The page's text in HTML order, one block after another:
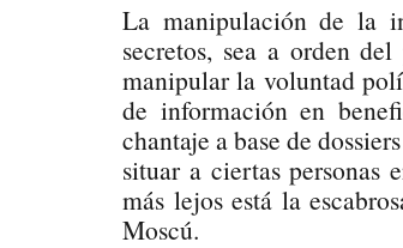
La manipulación de la
secretos, sea a orden
manipular la voluntad
de información en
chantaje a base de
situar a ciertas personas
más lejos está la
Moscú.